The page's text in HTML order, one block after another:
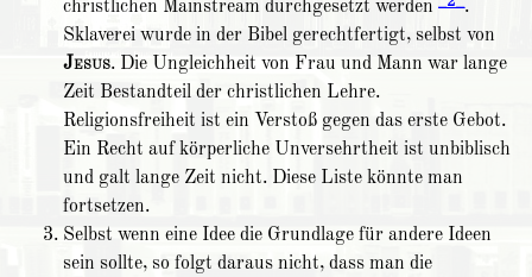
christlichen Mainstream durchgesetzt werden
.
Sklaverei wurde in der Bibel gerechtfertigt, selbst von
Jesus. Die Ungleichheit von Frau und Mann war lange
Zeit Bestandteil der christlichen Lehre.
Religionsfreiheit ist ein Verstoß gegen das erste Gebot.
Ein Recht auf körperliche Unversehrtheit ist unbiblisch
und galt lange Zeit nicht. Diese Liste könnte man
fortsetzen.
Selbst wenn eine Idee die Grundlage für andere Ideen
sein sollte, so folgt daraus nicht, dass man die